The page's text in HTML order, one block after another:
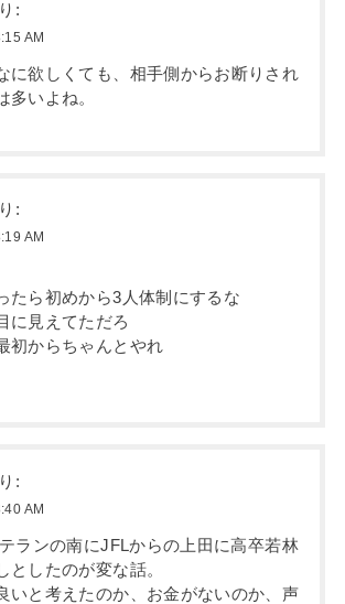
:
AM
に欲しくても、相手側からお断りされ
多いよね。
:
AM
たら初めから3人体制にするな
に見えてただろ
初からちゃんとやれ
:
AM
ランの南にJFLからの上田に高卒若林
としたのが変な話。
いと考えたのか、お金がないのか、声